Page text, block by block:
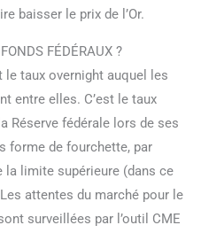
baisser le prix de l’Or.
FÉDÉRAUX ?
le taux overnight auquel les
entre elles. C’est le taux
Réserve fédérale lors de ses
forme de fourchette, par
la limite supérieure (dans ce
attentes du marché pour le
surveillées par l’outil CME